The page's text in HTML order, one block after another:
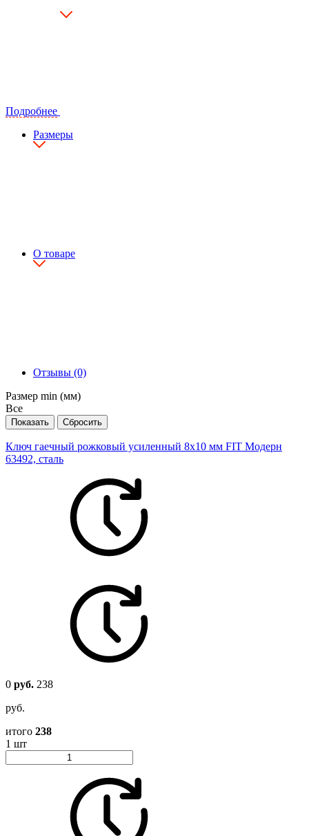
Подробнее
Размеры
О товаре
Отзывы (0)
Размер min (мм)
Все
Ключ гаечный рожковый усиленный 8х10 мм FIT Модерн
63492, сталь
0 руб. 238
руб.
итого 238
1 шт